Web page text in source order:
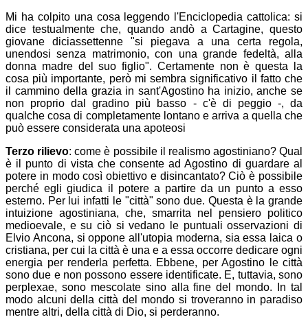
Mi ha colpito una cosa leggendo l'Enciclopedia cattolica: si
dice testualmente che, quando andò a Cartagine, questo
giovane diciassettenne "si piegava a una certa regola,
unendosi senza matrimonio, con una grande fedeltà, alla
donna madre del suo figlio". Certamente non è questa la
cosa più importante, però mi sembra significativo il fatto che
il cammino della grazia in sant'Agostino ha inizio, anche se
non proprio dal gradino più basso - c'è di peggio -, da
qualche cosa di completamente lontano e arriva a quella che
può essere considerata una apoteosi
Terzo rilievo: come è possibile il realismo agostiniano? Qual
è il punto di vista che consente ad Agostino di guardare al
potere in modo così obiettivo e disincantato? Ciò è possibile
perché egli giudica il potere a partire da un punto a esso
esterno. Per lui infatti le "città" sono due. Questa è la grande
intuizione agostiniana, che, smarrita nel pensiero politico
medioevale, e su ciò si vedano le puntuali osservazioni di
Elvio Ancona, si oppone all'utopia moderna, sia essa laica o
cristiana, per cui la città è una e a essa occorre dedicare ogni
energia per renderla perfetta. Ebbene, per Agostino le città
sono due e non possono essere identificate. E, tuttavia, sono
perplexae, sono mescolate sino alla fine del mondo. In tal
modo alcuni della città del mondo si troveranno in paradiso
mentre altri, della città di Dio, si perderanno.